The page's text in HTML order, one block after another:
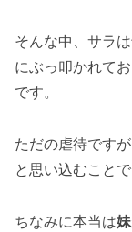
そんな中、サラ
にぶっ叩かれて
です。
ただの虐待です
と思い込むこと
ちなみに本当は妹